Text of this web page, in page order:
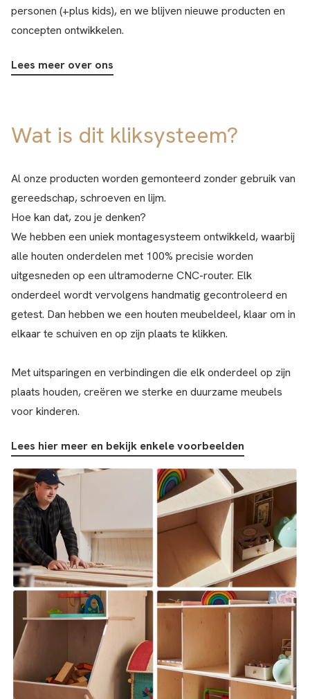
personen (+plus kids), en we blijven nieuwe producten en
concepten ontwikkelen.
Lees meer over ons
Wat is dit kliksysteem?
Al onze producten worden gemonteerd zonder gebruik van
gereedschap, schroeven en lijm.
Hoe kan dat, zou je denken?
We hebben een uniek montagesysteem ontwikkeld, waarbij
alle houten onderdelen met 100% precisie worden
uitgesneden op een ultramoderne CNC-router. Elk
onderdeel wordt vervolgens handmatig gecontroleerd en
getest. Dan hebben we een houten meubeldeel, klaar om in
elkaar te schuiven en op zijn plaats te klikken.
Met uitsparingen en verbindingen die elk onderdeel op zijn
plaats houden, creëren we sterke en duurzame meubels
voor kinderen.
Lees hier meer en bekijk enkele voorbeelden